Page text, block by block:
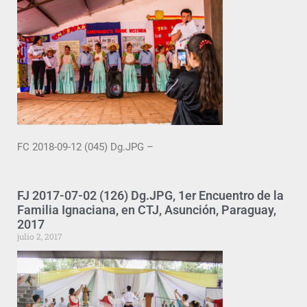
FC 2018-09-12 (045) Dg.JPG –
FJ 2017-07-02 (126) Dg.JPG, 1er Encuentro de la
Familia Ignaciana, en CTJ, Asunción, Paraguay,
2017
julio 2, 2017